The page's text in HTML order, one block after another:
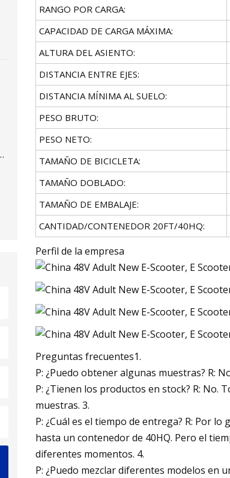
RANGO POR CARGA:
CAPACIDAD DE CARGA MÁXIMA:
ALTURA DEL ASIENTO:
DISTANCIA ENTRE EJES:
DISTANCIA MÍNIMA AL SUELO:
PESO BRUTO:
PESO NETO:
TAMAÑO DE BICICLETA:
TAMAÑO DOBLADO:
TAMAÑO DE EMBALAJE:
CANTIDAD/CONTENEDOR 20FT/40HQ:
Perfil de la empresa
Preguntas frecuentes1.
P: ¿Puedo obtener algunas muestras? R:
P: ¿Tienen los productos en stock? R: No.
muestras. 3.
P: ¿Cuál es el tiempo de entrega? R: Por
hasta un contenedor de 40HQ. Pero el
diferentes momentos. 4.
P: ¿Puedo mezclar diferentes modelos en